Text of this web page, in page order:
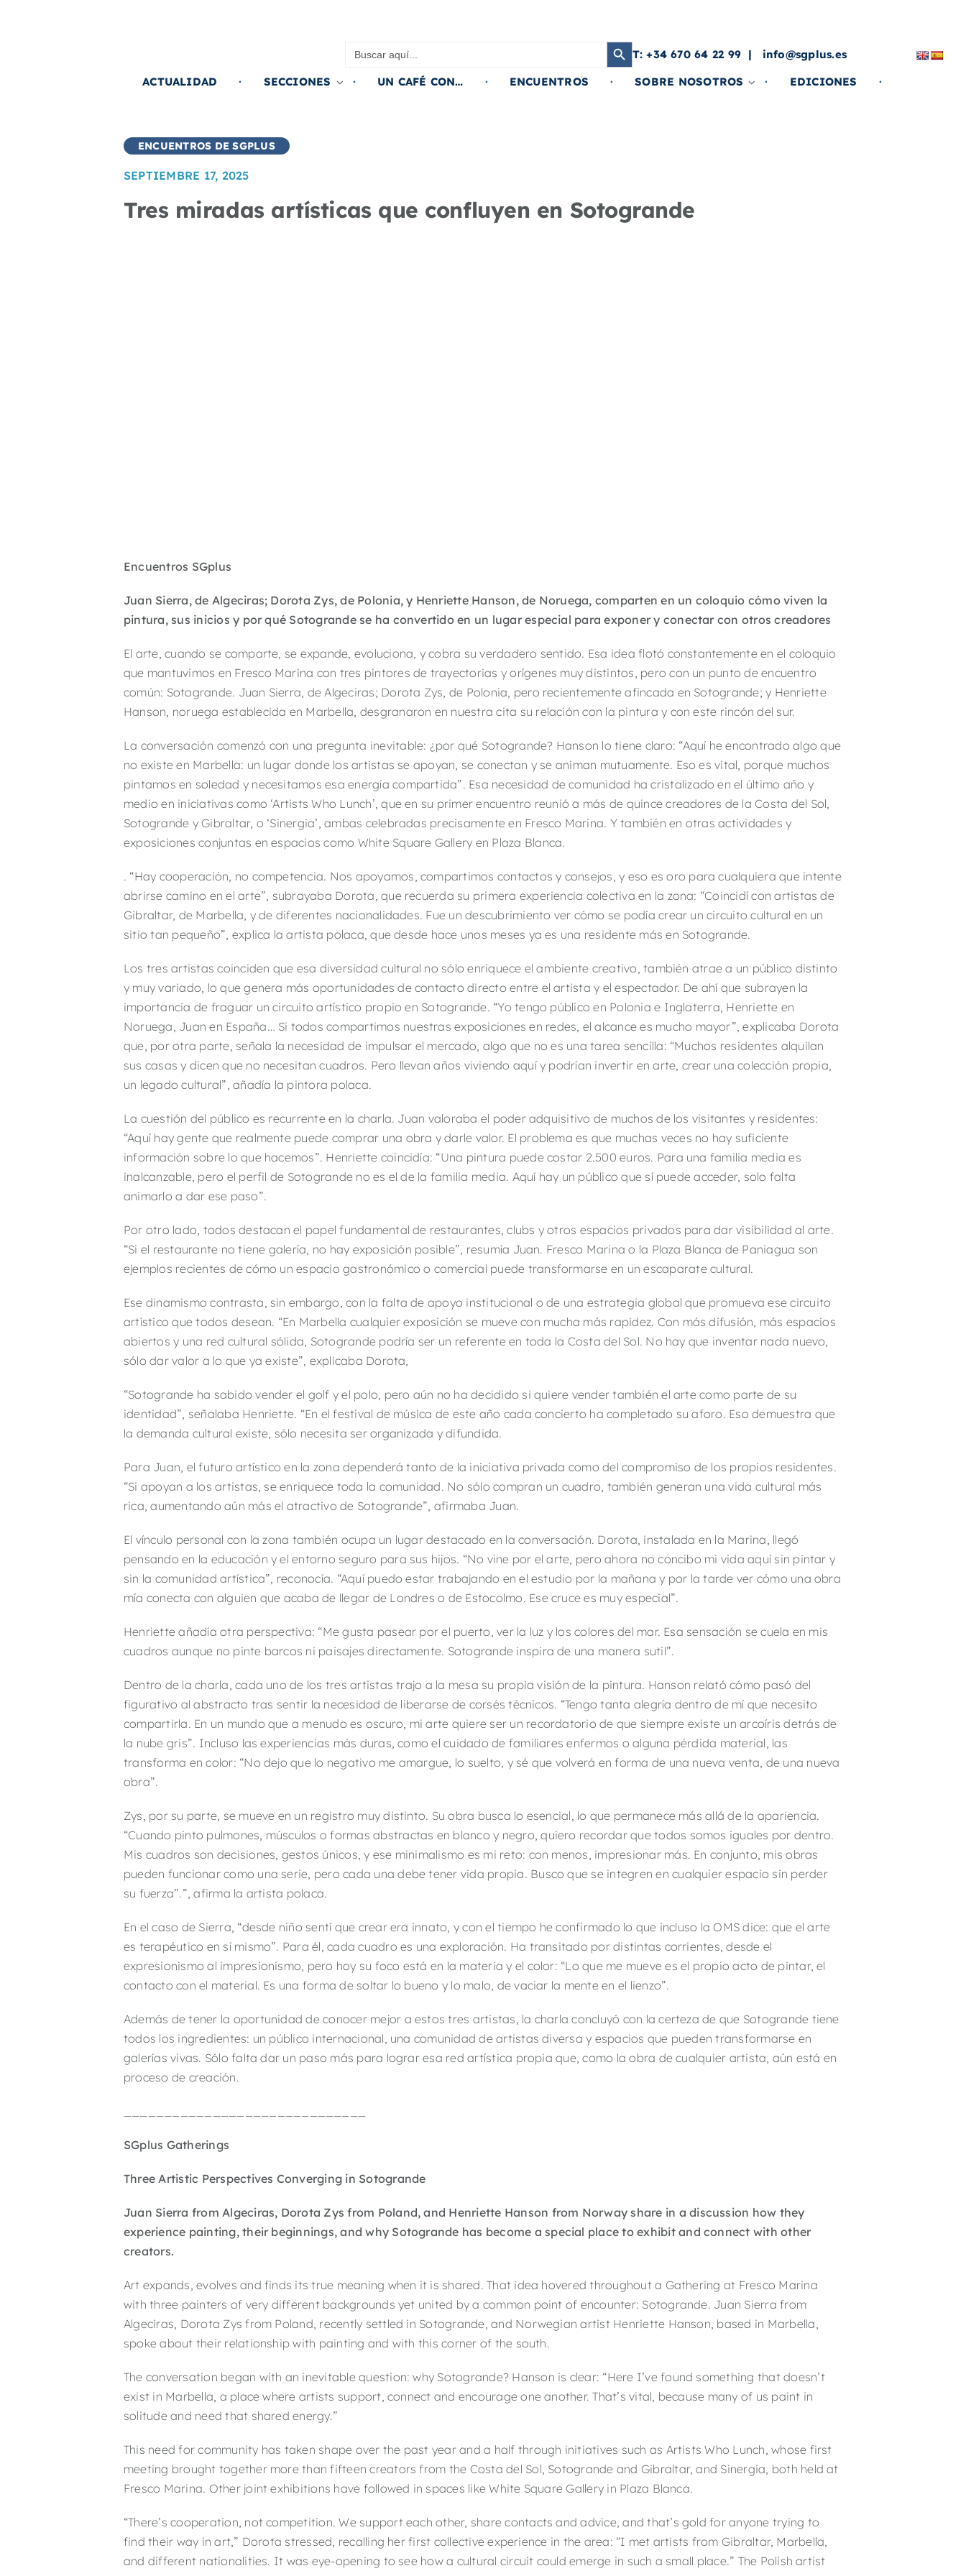
Botón de búsqueda
T: +34 670 64 22 99
info@sgplus.es
ACTUALIDAD
SECCIONES UN CAFÉ CON… ENCUENTROS SOBRE NOSOTROS EDICIONES
ENCUENTROS DE SGPLUS
SEPTIEMBRE 17, 2025
Tres miradas artísticas que confluyen en Sotogrande
Encuentros SGplus
Juan Sierra, de Algeciras; Dorota Zys, de Polonia, y Henriette Hanson, de Noruega, comparten en un coloquio cómo viven la
pintura, sus inicios y por qué Sotogrande se ha convertido en un lugar especial para exponer y conectar con otros creadores
El arte, cuando se comparte, se expande, evoluciona, y cobra su verdadero sentido. Esa idea flotó constantemente en el coloquio
que mantuvimos en Fresco Marina con tres pintores de trayectorias y orígenes muy distintos, pero con un punto de encuentro
común: Sotogrande. Juan Sierra, de Algeciras; Dorota Zys, de Polonia, pero recientemente afincada en Sotogrande; y Henriette
Hanson, noruega establecida en Marbella, desgranaron en nuestra cita su relación con la pintura y con este rincón del sur.
La conversación comenzó con una pregunta inevitable: ¿por qué Sotogrande? Hanson lo tiene claro: “Aquí he encontrado algo que
no existe en Marbella: un lugar donde los artistas se apoyan, se conectan y se animan mutuamente. Eso es vital, porque muchos
pintamos en soledad y necesitamos esa energía compartida”. Esa necesidad de comunidad ha cristalizado en el último año y
medio en iniciativas como ‘Artists Who Lunch’, que en su primer encuentro reunió a más de quince creadores de la Costa del Sol,
Sotogrande y Gibraltar, o ‘Sinergia’, ambas celebradas precisamente en Fresco Marina. Y también en otras actividades y
exposiciones conjuntas en espacios como White Square Gallery en Plaza Blanca.
. “Hay cooperación, no competencia. Nos apoyamos, compartimos contactos y consejos, y eso es oro para cualquiera que intente
abrirse camino en el arte”, subrayaba Dorota, que recuerda su primera experiencia colectiva en la zona: “Coincidí con artistas de
Gibraltar, de Marbella, y de diferentes nacionalidades. Fue un descubrimiento ver cómo se podía crear un circuito cultural en un
sitio tan pequeño”, explica la artista polaca, que desde hace unos meses ya es una residente más en Sotogrande.
Los tres artistas coinciden que esa diversidad cultural no sólo enriquece el ambiente creativo, también atrae a un público distinto
y muy variado, lo que genera más oportunidades de contacto directo entre el artista y el espectador. De ahí que subrayen la
importancia de fraguar un circuito artístico propio en Sotogrande. “Yo tengo público en Polonia e Inglaterra, Henriette en
Noruega, Juan en España… Si todos compartimos nuestras exposiciones en redes, el alcance es mucho mayor”, explicaba Dorota
que, por otra parte, señala la necesidad de impulsar el mercado, algo que no es una tarea sencilla: “Muchos residentes alquilan
sus casas y dicen que no necesitan cuadros. Pero llevan años viviendo aquí y podrían invertir en arte, crear una colección propia,
un legado cultural”, añadía la pintora polaca.
La cuestión del público es recurrente en la charla. Juan valoraba el poder adquisitivo de muchos de los visitantes y residentes:
“Aquí hay gente que realmente puede comprar una obra y darle valor. El problema es que muchas veces no hay suficiente
información sobre lo que hacemos”. Henriette coincidía: “Una pintura puede costar 2.500 euros. Para una familia media es
inalcanzable, pero el perfil de Sotogrande no es el de la familia media. Aquí hay un público que sí puede acceder, solo falta
animarlo a dar ese paso”.
Por otro lado, todos destacan el papel fundamental de restaurantes, clubs y otros espacios privados para dar visibilidad al arte.
“Si el restaurante no tiene galería, no hay exposición posible”, resumía Juan. Fresco Marina o la Plaza Blanca de Paniagua son
ejemplos recientes de cómo un espacio gastronómico o comercial puede transformarse en un escaparate cultural.
Ese dinamismo contrasta, sin embargo, con la falta de apoyo institucional o de una estrategia global que promueva ese circuito
artístico que todos desean. “En Marbella cualquier exposición se mueve con mucha más rapidez. Con más difusión, más espacios
abiertos y una red cultural sólida, Sotogrande podría ser un referente en toda la Costa del Sol. No hay que inventar nada nuevo,
sólo dar valor a lo que ya existe”, explicaba Dorota,
“Sotogrande ha sabido vender el golf y el polo, pero aún no ha decidido si quiere vender también el arte como parte de su
identidad”, señalaba Henriette. “En el festival de música de este año cada concierto ha completado su aforo. Eso demuestra que
la demanda cultural existe, sólo necesita ser organizada y difundida.
Para Juan, el futuro artístico en la zona dependerá tanto de la iniciativa privada como del compromiso de los propios residentes.
“Si apoyan a los artistas, se enriquece toda la comunidad. No sólo compran un cuadro, también generan una vida cultural más
rica, aumentando aún más el atractivo de Sotogrande”, afirmaba Juan.
El vínculo personal con la zona también ocupa un lugar destacado en la conversación. Dorota, instalada en la Marina, llegó
pensando en la educación y el entorno seguro para sus hijos. “No vine por el arte, pero ahora no concibo mi vida aquí sin pintar y
sin la comunidad artística”, reconocía. “Aquí puedo estar trabajando en el estudio por la mañana y por la tarde ver cómo una obra
mía conecta con alguien que acaba de llegar de Londres o de Estocolmo. Ese cruce es muy especial”.
Henriette añadía otra perspectiva: “Me gusta pasear por el puerto, ver la luz y los colores del mar. Esa sensación se cuela en mis
cuadros aunque no pinte barcos ni paisajes directamente. Sotogrande inspira de una manera sutil”.
Dentro de la charla, cada uno de los tres artistas trajo a la mesa su propia visión de la pintura. Hanson relató cómo pasó del
figurativo al abstracto tras sentir la necesidad de liberarse de corsés técnicos. “Tengo tanta alegría dentro de mí que necesito
compartirla. En un mundo que a menudo es oscuro, mi arte quiere ser un recordatorio de que siempre existe un arcoíris detrás de
la nube gris”. Incluso las experiencias más duras, como el cuidado de familiares enfermos o alguna pérdida material, las
transforma en color: “No dejo que lo negativo me amargue, lo suelto, y sé que volverá en forma de una nueva venta, de una nueva
obra”.
Zys, por su parte, se mueve en un registro muy distinto. Su obra busca lo esencial, lo que permanece más allá de la apariencia.
“Cuando pinto pulmones, músculos o formas abstractas en blanco y negro, quiero recordar que todos somos iguales por dentro.
Mis cuadros son decisiones, gestos únicos, y ese minimalismo es mi reto: con menos, impresionar más. En conjunto, mis obras
pueden funcionar como una serie, pero cada una debe tener vida propia. Busco que se integren en cualquier espacio sin perder
su fuerza”.”, afirma la artista polaca.
En el caso de Sierra, “desde niño sentí que crear era innato, y con el tiempo he confirmado lo que incluso la OMS dice: que el arte
es terapéutico en sí mismo”. Para él, cada cuadro es una exploración. Ha transitado por distintas corrientes, desde el
expresionismo al impresionismo, pero hoy su foco está en la materia y el color: “Lo que me mueve es el propio acto de pintar, el
contacto con el material. Es una forma de soltar lo bueno y lo malo, de vaciar la mente en el lienzo”.
Además de tener la oportunidad de conocer mejor a estos tres artistas, la charla concluyó con la certeza de que Sotogrande tiene
todos los ingredientes: un público internacional, una comunidad de artistas diversa y espacios que pueden transformarse en
galerías vivas. Sólo falta dar un paso más para lograr esa red artística propia que, como la obra de cualquier artista, aún está en
proceso de creación.
SGplus Gatherings
Three Artistic Perspectives Converging in Sotogrande
Juan Sierra from Algeciras, Dorota Zys from Poland, and Henriette Hanson from Norway share in a discussion how they
experience painting, their beginnings, and why Sotogrande has become a special place to exhibit and connect with other
creators.
Art expands, evolves and finds its true meaning when it is shared. That idea hovered throughout a Gathering at Fresco Marina
with three painters of very different backgrounds yet united by a common point of encounter: Sotogrande. Juan Sierra from
Algeciras, Dorota Zys from Poland, recently settled in Sotogrande, and Norwegian artist Henriette Hanson, based in Marbella,
spoke about their relationship with painting and with this corner of the south.
The conversation began with an inevitable question: why Sotogrande? Hanson is clear: “Here I’ve found something that doesn’t
exist in Marbella, a place where artists support, connect and encourage one another. That’s vital, because many of us paint in
solitude and need that shared energy.”
This need for community has taken shape over the past year and a half through initiatives such as Artists Who Lunch, whose first
meeting brought together more than fifteen creators from the Costa del Sol, Sotogrande and Gibraltar, and Sinergia, both held at
Fresco Marina. Other joint exhibitions have followed in spaces like White Square Gallery in Plaza Blanca.
“There’s cooperation, not competition. We support each other, share contacts and advice, and that’s gold for anyone trying to
find their way in art,” Dorota stressed, recalling her first collective experience in the area: “I met artists from Gibraltar, Marbella,
and different nationalities. It was eye-opening to see how a cultural circuit could emerge in such a small place.” The Polish artist